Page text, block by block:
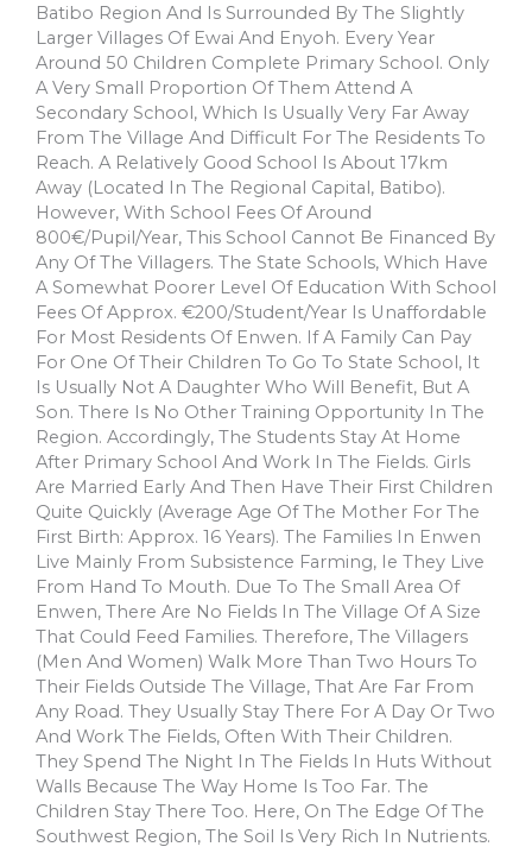
Batibo Region And Is Surrounded By The Slightly
Larger Villages Of Ewai And Enyoh. Every Year
Around 50 Children Complete Primary School. Only
A Very Small Proportion Of Them Attend A
Secondary School, Which Is Usually Very Far Away
From The Village And Difficult For The Residents To
Reach. A Relatively Good School Is About 17km
Away (located In The Regional Capital, Batibo).
However, With School Fees Of Around
800€/pupil/year, This School Cannot Be Financed By
Any Of The Villagers. The State Schools, Which Have
A Somewhat Poorer Level Of Education With School
Fees Of Approx. €200/student/year Is Unaffordable
For Most Residents Of Enwen. If A Family Can Pay
For One Of Their Children To Go To State School, It
Is Usually Not A Daughter Who Will Benefit, But A
Son. There Is No Other Training Opportunity In The
Region. Accordingly, The Students Stay At Home
After Primary School And Work In The Fields. Girls
Are Married Early And Then Have Their First Children
Quite Quickly (average Age Of The Mother For The
First Birth: Approx. 16 Years). The Families In Enwen
Live Mainly From Subsistence Farming, Ie They Live
From Hand To Mouth. Due To The Small Area Of
Enwen, There Are No Fields In The Village Of A Size
That Could Feed Families. Therefore, The Villagers
(men And Women) Walk More Than Two Hours To
Their Fields Outside The Village, That Are Far From
Any Road. They Usually Stay There For A Day Or Two
And Work The Fields, Often With Their Children.
They Spend The Night In The Fields In Huts Without
Walls Because The Way Home Is Too Far. The
Children Stay There Too. Here, On The Edge Of The
Southwest Region, The Soil Is Very Rich In Nutrients.